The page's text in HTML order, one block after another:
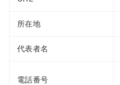
所在地
代表者名
電話番号